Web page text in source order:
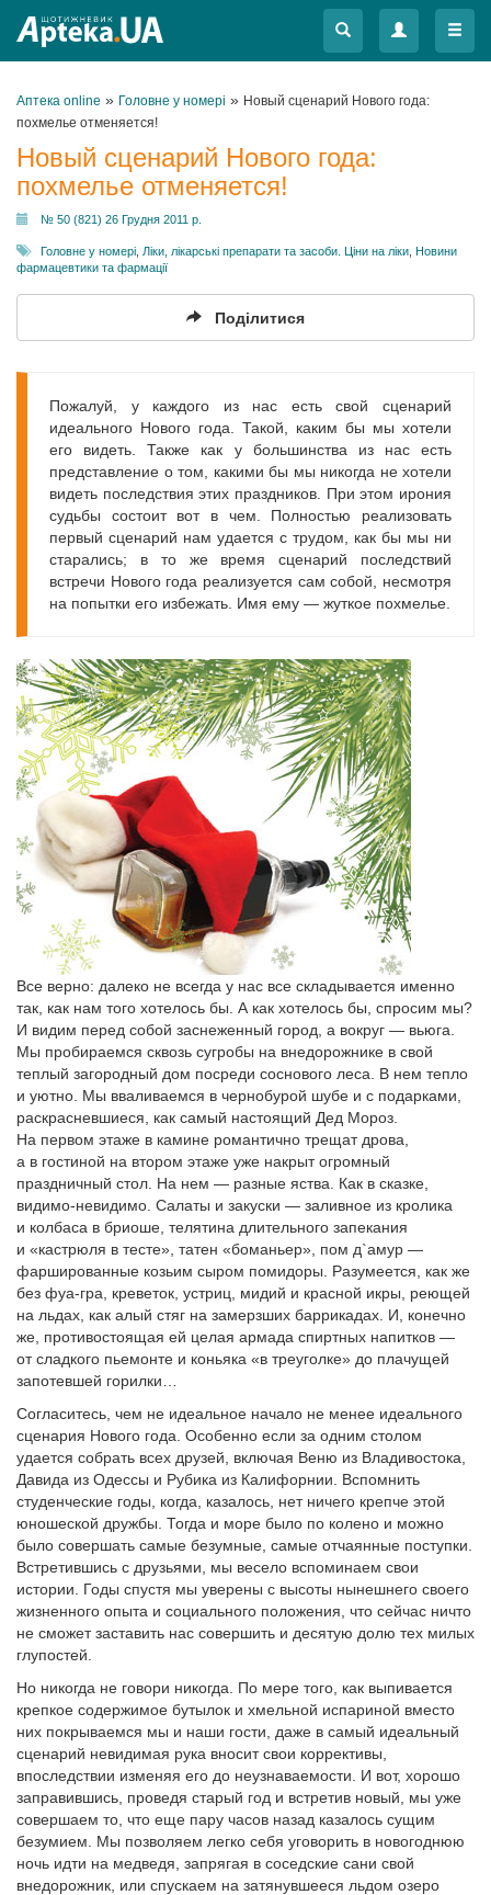
Меню
Меню
Аптека online » Головне у номері » Новый сценарий Нового года:
похмелье отменяется!
Новый сценарий Нового года:
похмелье отменяется!
№ 50 (821) 26 Грудня 2011 р.
Головне у номері Ліки, лікарські препарати та засоби. Ціни на ліки Новини
фармацевтики та фармації
Поділитися
Пожалуй, у каждого из нас есть свой сценарий
идеального Нового года. Такой, каким бы мы хотели
его видеть. Также как у большинства из нас есть
представление о том, какими бы мы никогда не хотели
видеть последствия этих праздников. При этом ирония
судьбы состоит вот в чем. Полностью реализовать
первый сценарий нам удается с трудом, как бы мы ни
старались; в то же время сценарий последствий
встречи Нового года реализуется сам собой, несмотря
на попытки его избежать. Имя ему — жуткое похмелье.
Все верно: далеко не всегда у нас все складывается именно
так, как нам того хотелось бы. А как хотелось бы, спросим мы?
И видим перед собой заснеженный город, а вокруг — вьюга.
Мы пробираемся сквозь сугробы на внедорожнике в свой
теплый загородный дом посреди соснового леса. В нем тепло
и уютно. Мы вваливаемся в чернобурой шубе и с подарками,
раскрасневшиеся, как самый настоящий Дед Мороз.
На первом этаже в камине романтично трещат дрова,
а в гостиной на втором этаже уже накрыт огромный
праздничный стол. На нем — разные яства. Как в сказке,
видимо-невидимо. Салаты и закуски — заливное из кролика
и колбаса в брио­ше, телятина длительного запекания
и «кастрюля в тесте», татен «боманьер», пом д`амур —
фаршированные козьим сыром помидоры. Разуме­ется, как же
без фуа-гра, креветок, устриц, мидий и красной икры, реющей
на льдах, как алый стяг на замерзших баррикадах. И, конечно
же, противостоящая ей целая армада спиртных напитков —
от сладкого пьемонте и коньяка «в треуголке» до плачущей
запотевшей горилки…
Согласитесь, чем не идеальное начало не менее идеального
сценария Нового года. Особенно если за одним столом
удается собрать всех друзей, включая Веню из Владивостока,
Давида из Одессы и Рубика из Калифорнии. Вспомнить
студенческие годы, когда, казалось, нет ничего крепче этой
юношеской дружбы. Тогда и море было по колено и можно
было совершать самые безумные, самые отчаянные поступки.
Встретившись с друзьями, мы весело вспоминаем свои
истории. Годы спустя мы уверены с высоты нынешнего своего
жизненного опыта и социального положения, что сейчас ничто
не сможет заставить нас совершить и десятую долю тех милых
глупостей.
Но никогда не говори никогда. По мере того, как выпивается
крепкое содержимое бутылок и хмельной испариной вместо
них покрываемся мы и наши гости, даже в самый идеальный
сценарий невидимая рука вносит свои коррективы,
впоследствии изменяя его до неузнаваемости. И вот, хорошо
заправившись, проведя старый год и встретив новый, мы уже
совершаем то, что еще пару часов назад казалось сущим
безумием. Мы позволяем легко себя уговорить в новогоднюю
ночь идти на медведя, запрягая в соседские сани свой
внедорожник, или спускаем на затянувшееся льдом озеро